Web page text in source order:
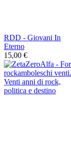
RDD - Giovani In
Eterno
15,00 €